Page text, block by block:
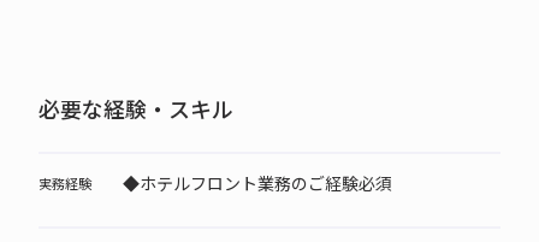
必要な経験・スキル
実務経験 ◆ホテルフロント業務のご経験必須